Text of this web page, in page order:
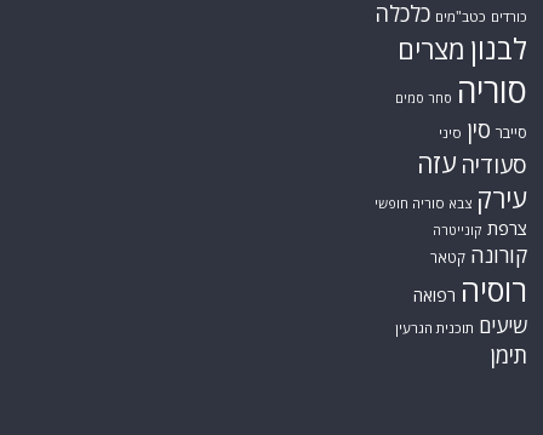
כורדים כטב"מים כלכלה
לבנון מצרים
סוריה סחר סמים
סייבר סין סיני
סעודיה עזה
עירק צבא סוריה חופשי
צרפת קונייטרה
קורונה קטאר
רוסיה רפואה
שיעים תוכנית הגרעין
תימן